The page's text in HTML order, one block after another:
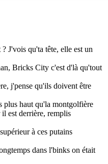
J'vois qu'ta tête, elle est un
Bricks City c'est d'là qu'tout
j'pense qu'ils doivent être
plus haut qu'la montgolfière
est derrière, remplis
à ces putains
dans l'binks on était